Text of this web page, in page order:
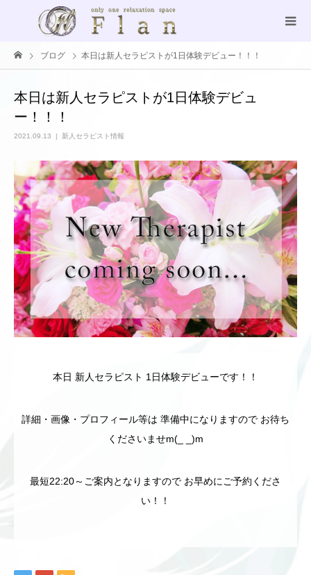
ブログ 本日は新人セラピストが1日体験デビュー！！！
本日は新人セラピストが1日体験デビュ
ー！！！
2021.09.13 新人セラピスト情報
本日 新人セラピスト 1日体験デビューです！！
詳細・画像・プロフィール等は 準備中になりますので お待ち
くださいませm(_ _)m
最短22:20～ご案内となりますので お早めにご予約くださ
い！！